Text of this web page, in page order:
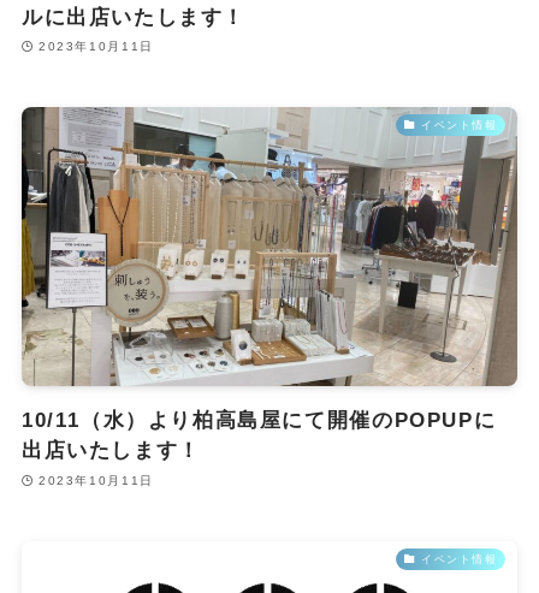
ルに出店いたします！
2023年10月11日
イベント情報
10/11（水）より柏高島屋にて開催のPOPUPに
出店いたします！
2023年10月11日
イベント情報